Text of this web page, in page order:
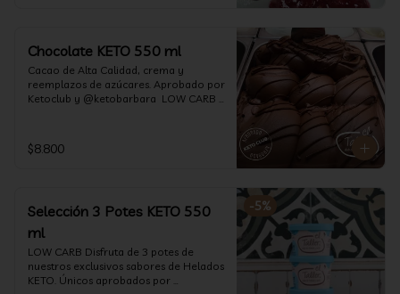
Chocolate KETO 550 ml
Cacao de Alta Calidad, crema y
reemplazos de azúcares. Aprobado por
Ketoclub y @ketobarbara  LOW CARB
$8.800
-5%
Selección 3 Potes KETO 550
ml
LOW CARB Disfruta de 3 potes de
nuestros exclusivos sabores de Helados
KETO. Únicos aprobados por